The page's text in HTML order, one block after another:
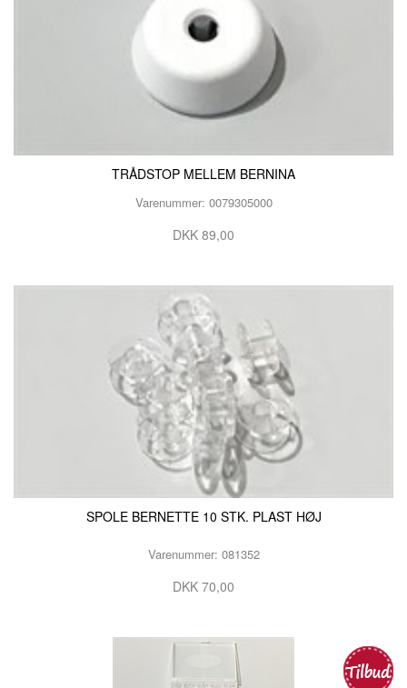
TRÅDSTOP MELLEM BERNINA
Varenummer: 0079305000
DKK 89,00
SPOLE BERNETTE 10 STK. PLAST HØJ
Varenummer: 081352
DKK 70,00